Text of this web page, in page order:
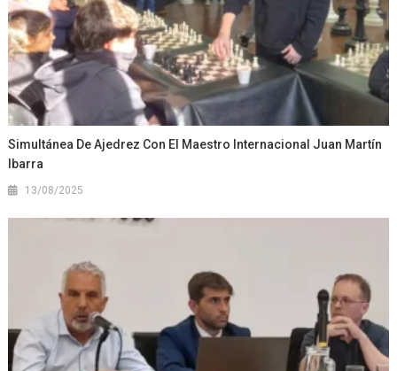
Simultánea De Ajedrez Con El Maestro Internacional Juan Martín
Ibarra
13/08/2025